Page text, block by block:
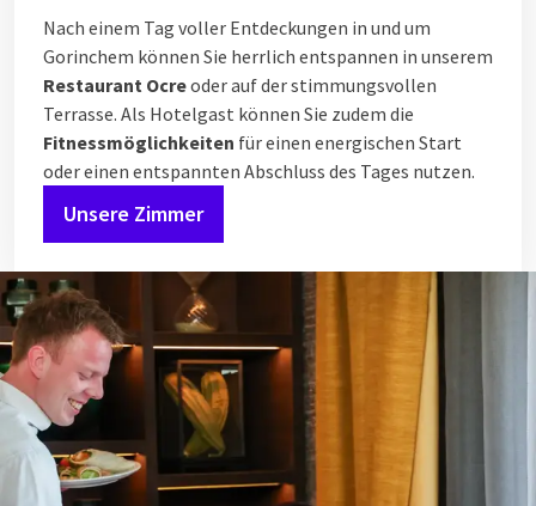
Nach einem Tag voller Entdeckungen in und um
Gorinchem können Sie herrlich entspannen in unserem
Restaurant Ocreoder auf der stimmungsvollen
Terrasse. Als Hotelgast können Sie zudem die
Fitnessmöglichkeiten für einen energischen Start
oder einen entspannten Abschluss des Tages nutzen.
Unsere Zimmer